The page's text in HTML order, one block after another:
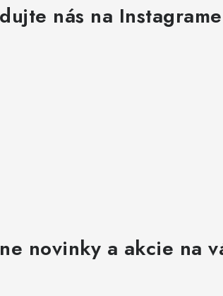
nás na Instagrame
novinky a akcie na